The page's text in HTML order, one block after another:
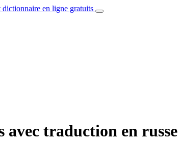
dictionnaire en ligne gratuits
avec traduction en russe